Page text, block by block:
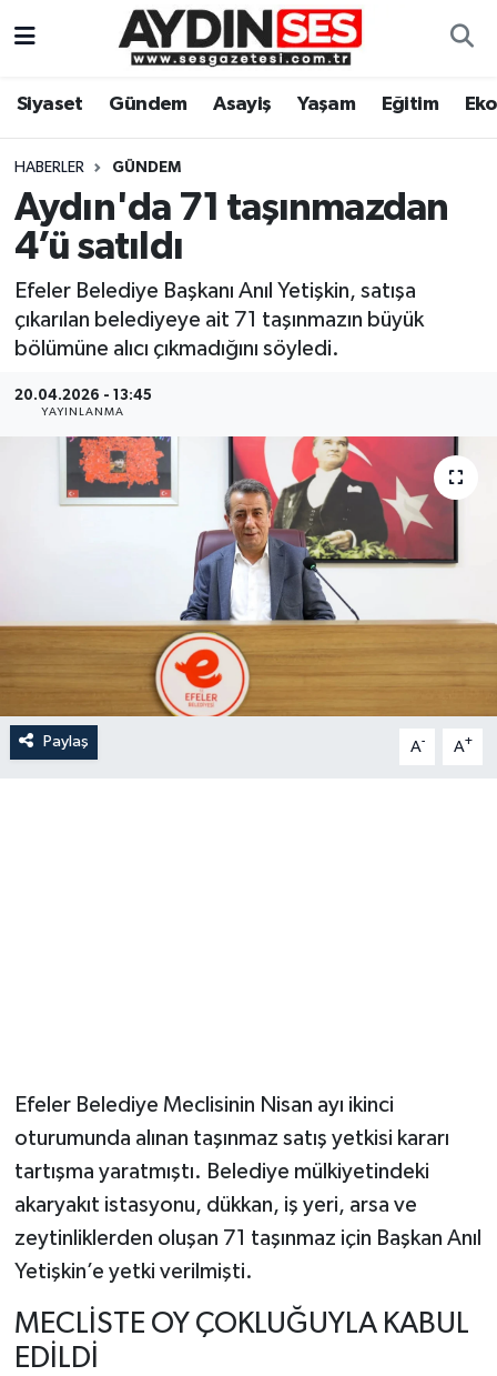
Siyaset Gündem Asayiş Yaşam Eğitim
HABERLER GÜNDEM
Aydın'da 71 taşınmazdan
4’ü satıldı
Efeler Belediye Başkanı Anıl Yetişkin, satışa
çıkarılan belediyeye ait 71 taşınmazın büyük
bölümüne alıcı çıkmadığını söyledi.
20.04.2026 - 13:45
YAYINLANMA
Paylaş A- A+
Efeler Belediye Meclisinin Nisan ayı ikinci
oturumunda alınan taşınmaz satış yetkisi kararı
tartışma yaratmıştı. Belediye mülkiyetindeki
akaryakıt istasyonu, dükkan, iş yeri, arsa ve
zeytinliklerden oluşan 71 taşınmaz için Başkan Anıl
Yetişkin’e yetki verilmişti.
MECLİSTE OY ÇOKLUĞUYLA KABUL
EDİLDİ
Gündem
Siyaset
Ekonomi
Yaşam
Spor
Aydın Hava Durumu
Aydin Namaz Vakitleri
Aydın Trafik Yoğunluk Haritası
Süper Lig Puan Durumu ve Fikstür
Haber Arşivi